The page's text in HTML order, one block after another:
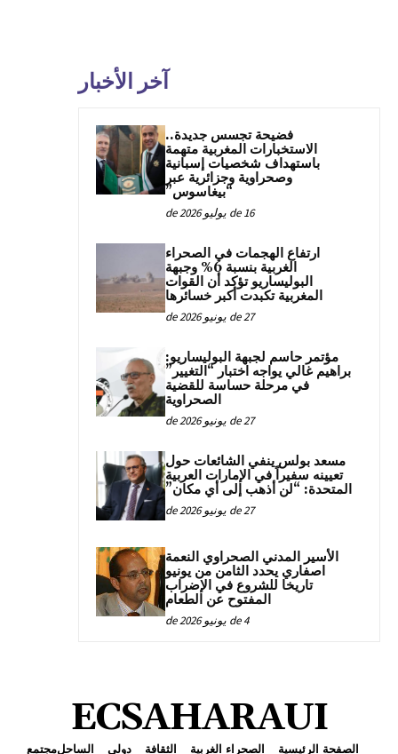
آخر الأخبار
فضيحة تجسس جديدة..
الاستخبارات المغربية متهمة
باستهداف شخصيات إسبانية
وصحراوية وجزائرية عبر
“بيغاسوس”
16 de يوليو de 2026
ارتفاع الهجمات في الصحراء
الغربية بنسبة 6% وجبهة
البوليساريو تؤكد أن القوات
المغربية تكبدت أكبر خسائرها
27 de يونيو de 2026
مؤتمر حاسم لجبهة البوليساريو:
براهيم غالي يواجه اختبار “التغيير”
في مرحلة حساسة للقضية
الصحراوية
27 de يونيو de 2026
مسعد بولس ينفي الشائعات حول
تعيينه سفيراً في الإمارات العربية
المتحدة: “لن أذهب إلى أي مكان”
27 de يونيو de 2026
الأسير المدني الصحراوي النعمة
اصفاري يحدد الثامن من يونيو
تاريخا للشروع في الإضراب
المفتوح عن الطعام
4 de يونيو de 2026
ECSAHARAUI
الصفحة الرئيسية الصحراء الغربية الثقافة دولي الساحلمجتمع